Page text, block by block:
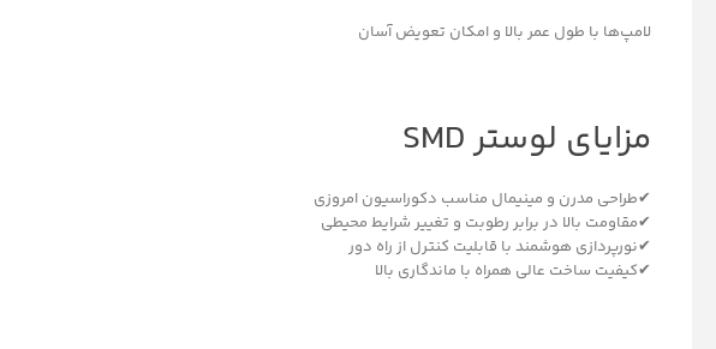
لامپ‌ها با طول عمر بالا و امکان تعویض آسان
مزایای لوستر SMD
✔طراحی مدرن و مینیمال مناسب دکوراسیون امروزی
✔مقاومت بالا در برابر رطوبت و تغییر شرایط محیطی
✔نورپردازی هوشمند با قابلیت کنترل از راه دور
✔کیفیت ساخت عالی همراه با ماندگاری بالا